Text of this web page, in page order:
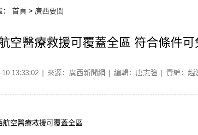
首頁 > 廣西要聞
空醫療救援可覆蓋全區 符合條件可
10 13:33:02 | 來源： 廣西新聞網 | 編輯：唐志強 | 責編：趙
空醫療救援可覆蓋全區